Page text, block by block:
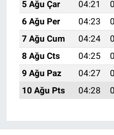
5 Ağu Çar
04:21
6 Ağu Per
04:23
7 Ağu Cum
04:24
8 Ağu Cts
04:25
9 Ağu Paz
04:27
10 Ağu Pts
04:28